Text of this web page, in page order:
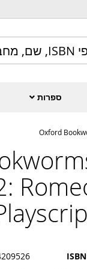
ספרות
Oxford